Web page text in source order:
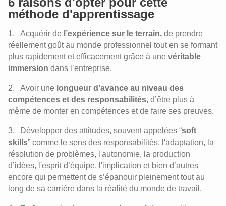
méthode d'apprentissage
Acquérir de l’expérience sur le terrain, de prendre
réellement goût au monde professionnel tout en se formant
plus rapidement et efficacement grâce à une véritable
immersion dans l’entreprise.
Avoir une longueur d’avance au niveau des
compétences et des responsabilités, d’être plus à
même de monter en compétences et de faire ses preuves.
Développer des attitudes, souvent appelées “soft
skills” comme le sens des responsabilités, l'adaptation, la
résolution de problèmes, l'autonomie, la production
d’idées, l'esprit d’équipe, l'implication et bien d’autres
encore qui permettent de s’épanouir pleinement tout au
long de sa carrière dans la réalité du monde de travail.